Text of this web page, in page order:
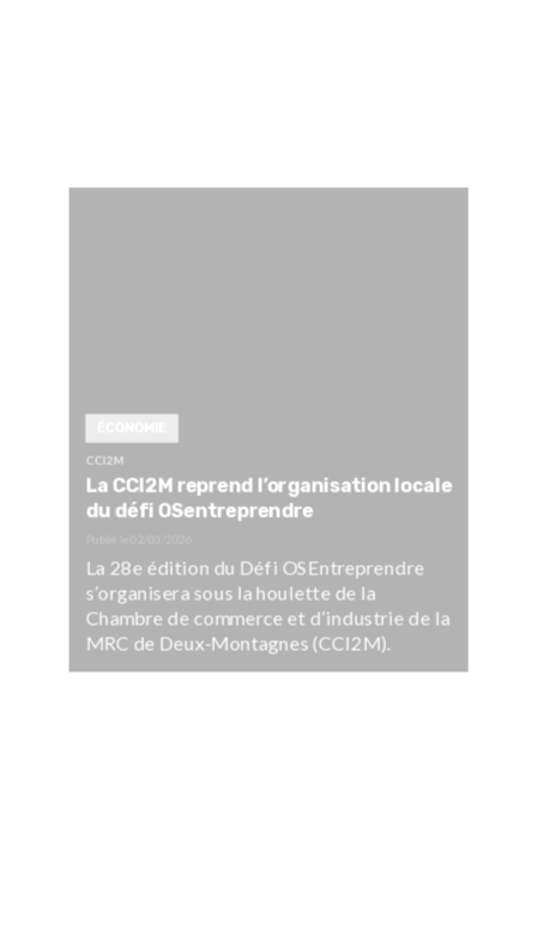
CCI2M
La CCI2M reprend l’organisation locale
du défi OSentreprendre
La 28e édition du Défi OSEntreprendre
s’organisera sous la houlette de la
Chambre de commerce et d’industrie de la
MRC de Deux-Montagnes (CCI2M).